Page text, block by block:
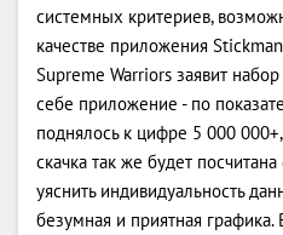
системных критериев,
качестве приложения
Supreme Warriors заявит
себе приложение - по
поднялось к цифре 5 000
скачка так же будет
уяснить индивидуальность
безумная и приятная графика.